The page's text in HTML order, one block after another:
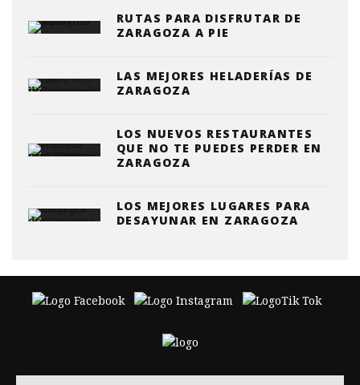
RUTAS PARA DISFRUTAR DE
ZARAGOZA A PIE
LAS MEJORES HELADERÍAS DE
ZARAGOZA
LOS NUEVOS RESTAURANTES
QUE NO TE PUEDES PERDER EN
ZARAGOZA
LOS MEJORES LUGARES PARA
DESAYUNAR EN ZARAGOZA